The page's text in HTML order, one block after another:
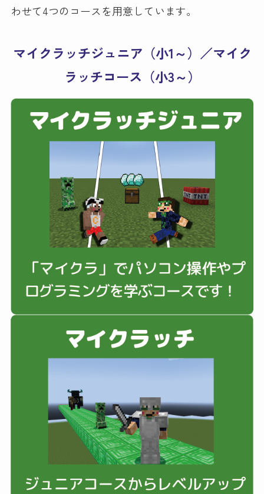
わせて4つのコースを用意しています。
マイクラッチジュニア（小1～）／マイク
ラッチコース（小3～）